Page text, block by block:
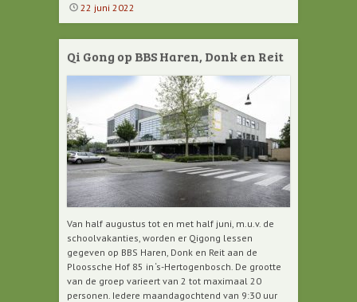
22 juni 2022
Qi Gong op BBS Haren, Donk en Reit
Van half augustus tot en met half juni, m.u.v. de
schoolvakanties, worden er Qigong lessen
gegeven op BBS Haren, Donk en Reit aan de
Ploossche Hof 85 in ‘s-Hertogenbosch. De grootte
van de groep varieert van 2 tot maximaal 20
personen. Iedere maandagochtend van 9:30 uur